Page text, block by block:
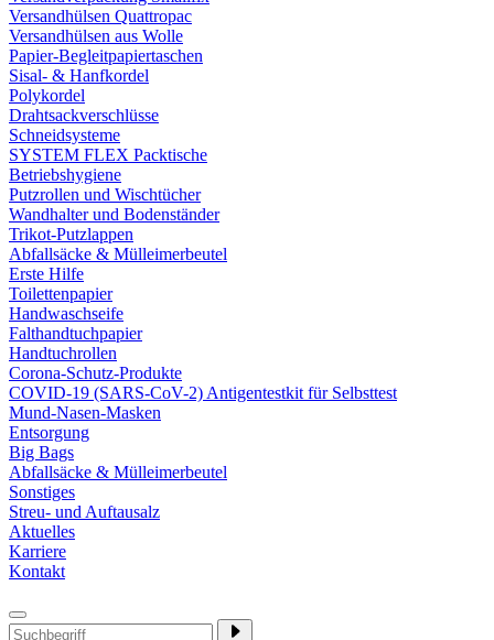
Versandhülsen Quattropac
Versandhülsen aus Wolle
Papier-Begleitpapiertaschen
Sisal- & Hanfkordel
Polykordel
Drahtsackverschlüsse
Schneidsysteme
SYSTEM FLEX Packtische
Betriebshygiene
Putzrollen und Wischtücher
Wandhalter und Bodenständer
Trikot-Putzlappen
Abfallsäcke & Mülleimerbeutel
Erste Hilfe
Toilettenpapier
Handwaschseife
Falthandtuchpapier
Handtuchrollen
Corona-Schutz-Produkte
COVID-19 (SARS-CoV-2) Antigentestkit für Selbsttest
Mund-Nasen-Masken
Entsorgung
Big Bags
Abfallsäcke & Mülleimerbeutel
Sonstiges
Streu- und Auftausalz
Aktuelles
Karriere
Kontakt